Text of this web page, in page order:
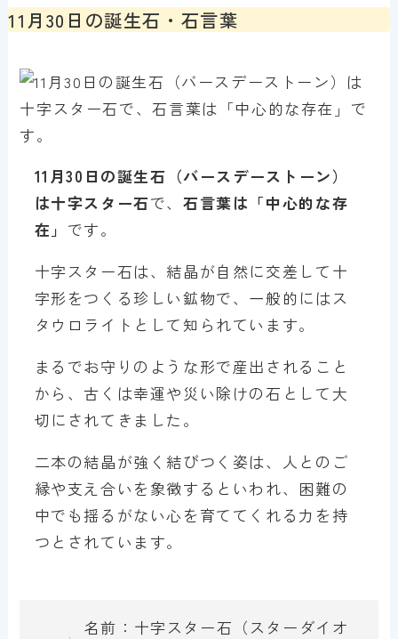
11月30日の誕生石・石言葉
11月30日の誕生石（バースデーストーン）
は十字スター石で、石言葉は「中心的な存
在」 です。
十字スター石は、結晶が自然に交差して十
字形をつくる珍しい鉱物で、一般的にはス
タウロライトとして知られています。
まるでお守りのような形で産出されること
から、古くは幸運や災い除けの石として大
切にされてきました。
二本の結晶が強く結びつく姿は、人とのご
縁や支え合いを象徴するといわれ、困難の
中でも揺るがない心を育ててくれる力を持
つとされています。
名前：十字スター石（スターダイオ